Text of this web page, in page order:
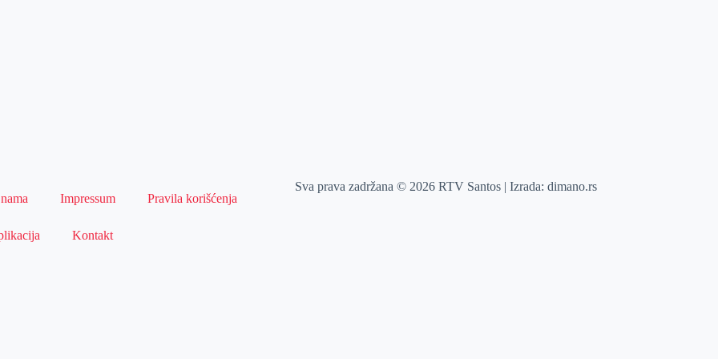
Impressum Pravila korišćenja
Kontakt
Sva prava zadržana © 2026 RTV Santos | Izrada:dimano.rs